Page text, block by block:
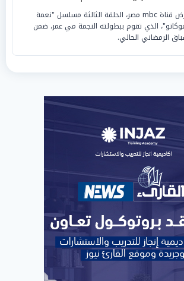
تعرض قناة mbc مصر، الحلقة الثالثة مسلسل "نعمة
الذي تقوم ببطولته النجمة مي عمر، ضمن
الرمضاني الحالي.